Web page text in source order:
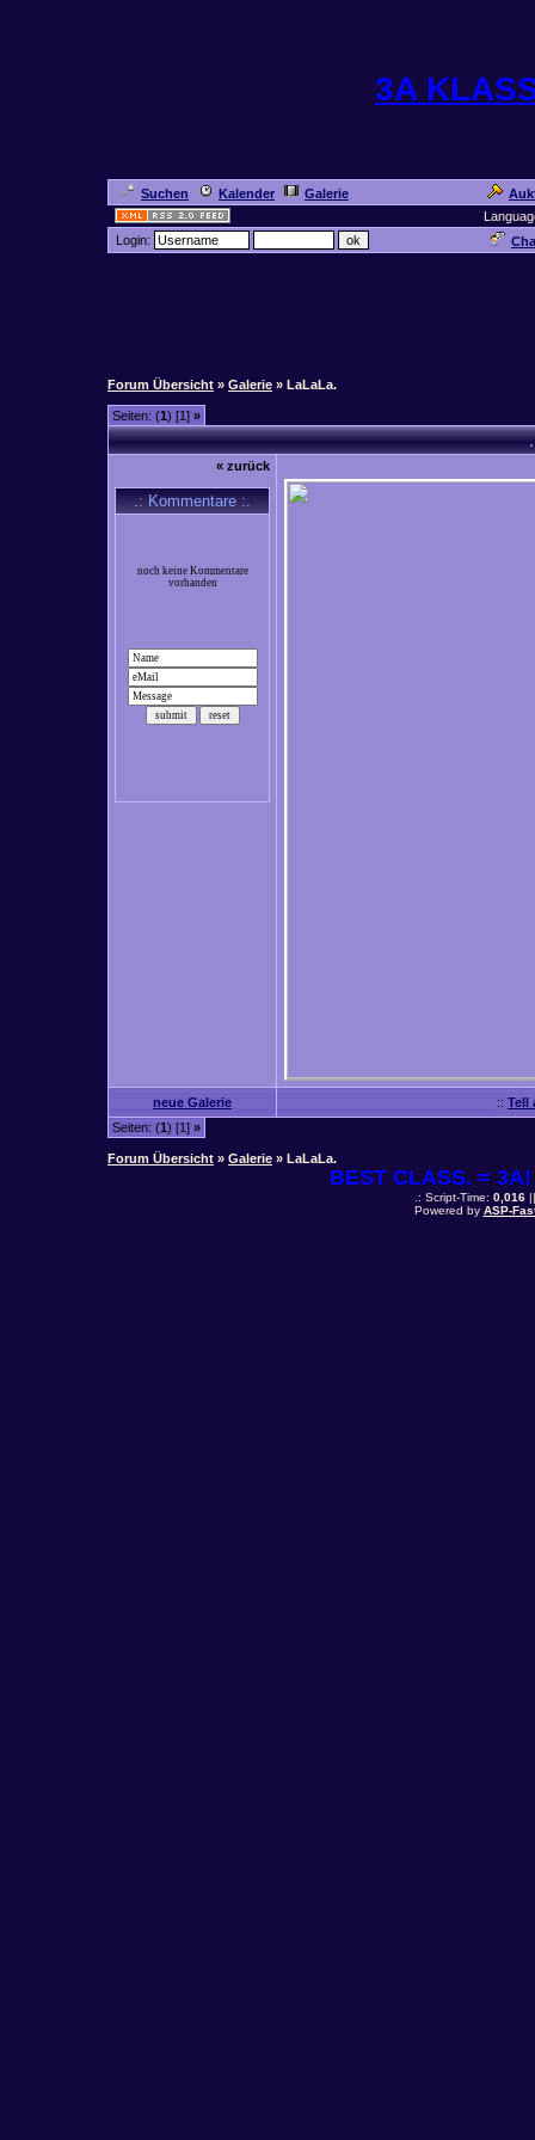
3A
Suchen Kalender Galerie
Login:
Forum Übersicht » Galerie » LaLaLa.
Seiten: (1) [1] »
« zurück
.: Kommentare :.
neue Galerie :: Tell
Seiten: (1) [1] »
Forum Übersicht » Galerie » LaLaLa.
BEST CLASS. =
.: Script-Time: 0,016||
Powered by ASP-